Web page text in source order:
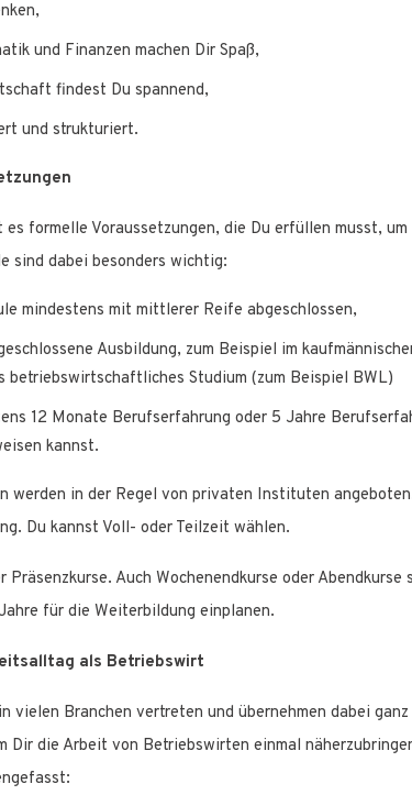
und Finanzen machen Dir Spaß,
findest Du spannend,
und strukturiert.
es formelle Voraussetzungen, die Du erfüllen musst,
sind dabei besonders wichtig:
mindestens mit mittlerer Reife abgeschlossen,
Ausbildung, zum Beispiel im
betriebswirtschaftliches Studium (zum Beispiel BWL)
12 Monate Berufserfahrung oder 5 Jahre
kannst.
werden in der Regel von privaten Instituten
Du kannst Voll- oder Teilzeit wählen.
Präsenzkurse. Auch Wochenendkurse oder Abendkurse
für die Weiterbildung einplanen.
als Betriebswirt
vielen Branchen vertreten und übernehmen dabei
Dir die Arbeit von Betriebswirten einmal